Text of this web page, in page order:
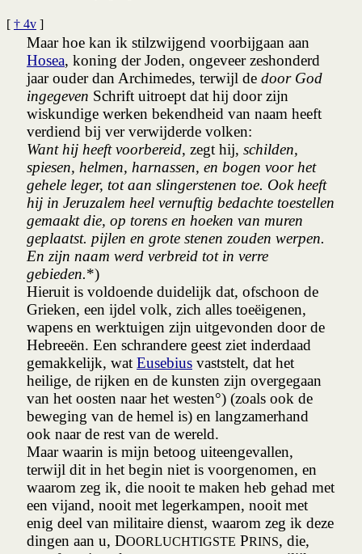
[ † 4v ]
Maar hoe kan ik stilzwijgend voorbijgaan aan
Hosea, koning der Joden, ongeveer zeshonderd
jaar ouder dan Archimedes, terwijl de door God
ingegeven Schrift uitroept dat hij door zijn
wiskundige werken bekendheid van naam heeft
verdiend bij ver verwijderde volken:
Want hij heeft voorbereid, zegt hij, schilden,
spiesen, helmen, harnassen, en bogen voor het
gehele leger, tot aan slingerstenen toe. Ook heeft
hij in Jeruzalem heel vernuftig bedachte toestellen
gemaakt die, op torens en hoeken van muren
geplaatst. pijlen en grote stenen zouden werpen.
En zijn naam werd verbreid tot in verre
gebieden.*)
Hieruit is voldoende duidelijk dat, ofschoon de
Grieken, een ijdel volk, zich alles toeëigenen,
wapens en werktuigen zijn uitgevonden door de
Hebreeën. Een schrandere geest ziet inderdaad
gemakkelijk, wat Eusebius vaststelt, dat het
heilige, de rijken en de kunsten zijn overgegaan
van het oosten naar het westen°) (zoals ook de
beweging van de hemel is) en langzamerhand
ook naar de rest van de wereld.
Maar waarin is mijn betoog uiteengevallen,
terwijl dit in het begin niet is voorgenomen, en
waarom zeg ik, die nooit te maken heb gehad met
een vijand, nooit met legerkampen, nooit met
enig deel van militaire dienst, waarom zeg ik deze
dingen aan u, DOORLUCHTIGSTE PRINS, die,